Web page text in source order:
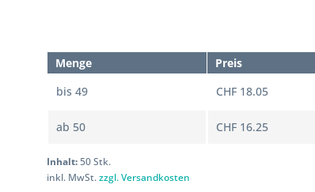
Menge
Preis
bis49 CHF 18.05
ab 50 CHF 16.25
Inhalt:50 Stk.
inkl. MwSt.zzgl. Versandkosten